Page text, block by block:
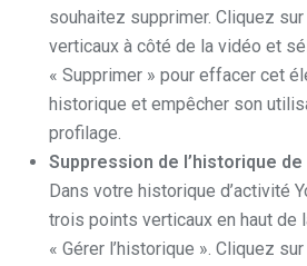
souhaitez supprimer. Cliquez
verticaux à côté de la vidéo et
« Supprimer » pour effacer cet
historique et empêcher son
profilage.
Suppression de l’historique
Dans votre historique d’activité
trois points verticaux en haut de
« Gérer l’historique ». Cliquez